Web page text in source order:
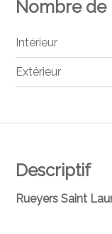
Descriptif
Rueyers Saint
Nombre
Intérieur
Extérieur